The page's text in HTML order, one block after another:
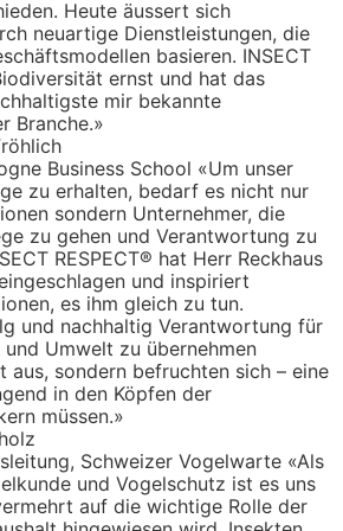
Heute äussert sich
neuartige Dienstleistungen, die
basieren. INSECT
ernst und hat das
mir bekannte
Branche.»
Business School «Um unser
zu erhalten, bedarf es nicht nur
sondern Unternehmer, die
zu gehen und Verantwortung zu
RESPECT® hat Herr Reckhaus
und inspiriert
es ihm gleich zu tun.
und nachhaltig Verantwortung für
Umwelt zu übernehmen
aus, sondern befruchten sich – eine
in den Köpfen der
müssen.»
Schweizer Vogelwarte «Als
und Vogelschutz ist es uns
auf die wichtige Rolle der